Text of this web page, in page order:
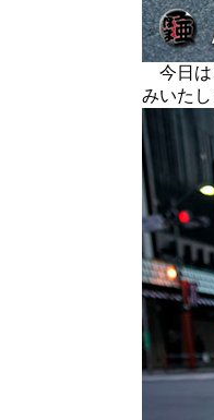
今日は
みいたし